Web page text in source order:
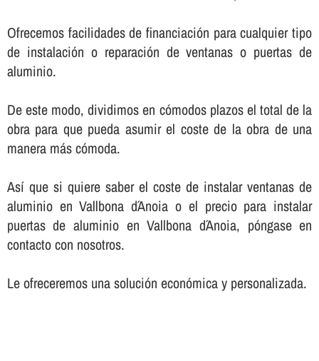
Ofrecemos facilidades de financiación para cualquier tipo
de instalación o reparación de ventanas o puertas de
aluminio.
De este modo, dividimos en cómodos plazos el total de la
obra para que pueda asumir el coste de la obra de una
manera más cómoda.
Así­ que si quiere saber el coste de instalar ventanas de
aluminio en Vallbona d´Anoia o el precio para instalar
puertas de aluminio en Vallbona d´Anoia, póngase en
contacto con nosotros.
Le ofreceremos una solución económica y personalizada.